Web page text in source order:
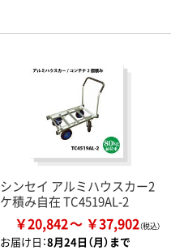
シンセイ アルミハウスカー2
ケ積み自在 TC4519AL-2
￥20,842 ￥37,902
お届け日：8月24日（月）まで